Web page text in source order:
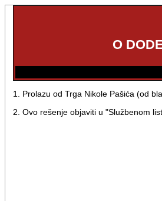
O
1. Prolazu od Trga Nikole Pašića (od
2. Ovo rešenje objaviti u "Službenom